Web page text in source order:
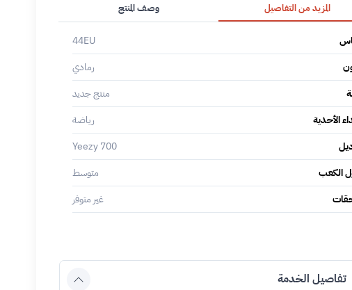
المزيد من التفاصيل
44EU
رمادي
منتج جديد
الأحذية
رياضة
Yeezy 700
الكعب
متوسط
غير متوفر
وصف المنتج
تفاصيل الخدمة